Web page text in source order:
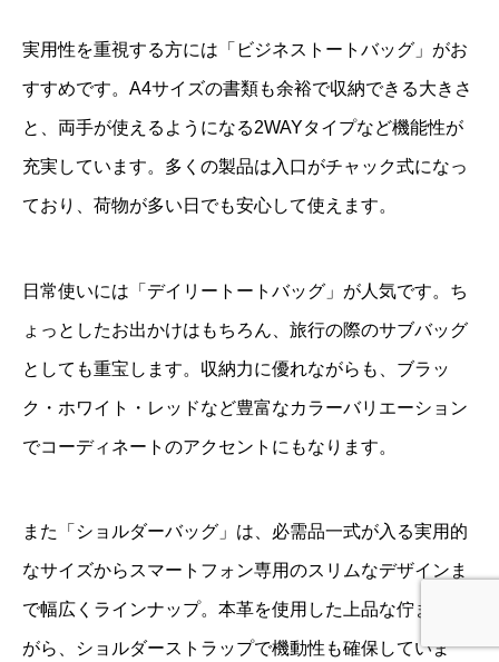
実用性を重視する方には「ビジネストートバッグ」がお
すすめです。A4サイズの書類も余裕で収納できる大きさ
と、両手が使えるようになる2WAYタイプなど機能性が
充実しています。多くの製品は入口がチャック式になっ
ており、荷物が多い日でも安心して使えます。
日常使いには「デイリートートバッグ」が人気です。ち
ょっとしたお出かけはもちろん、旅行の際のサブバッグ
としても重宝します。収納力に優れながらも、ブラッ
ク・ホワイト・レッドなど豊富なカラーバリエーション
でコーディネートのアクセントにもなります。
また「ショルダーバッグ」は、必需品一式が入る実用的
なサイズからスマートフォン専用のスリムなデザインま
で幅広くラインナップ。本革を使用した上品な佇まいな
がら、ショルダーストラップで機動性も確保していま